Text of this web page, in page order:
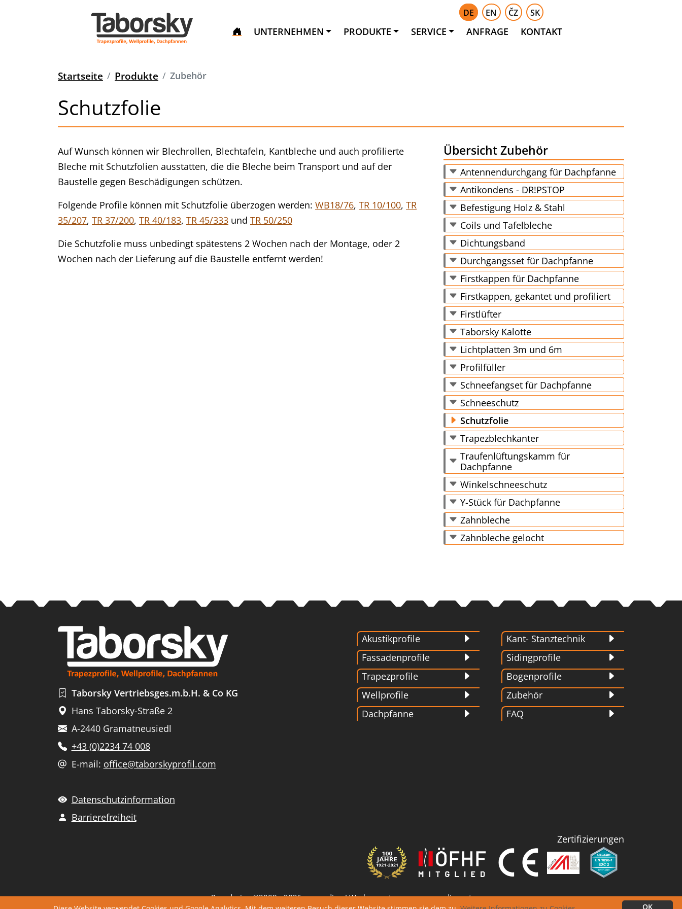
UNTERNEHMEN PRODUKTE SERVICE ANFRAGE KONTAKT
DE EN ČZ SK
Startseite Produkte Zubehör
Schutzfolie
Auf Wunsch können wir Blechrollen, Blechtafeln, Kantbleche und auch profilierte
Bleche mit Schutzfolien ausstatten, die die Bleche beim Transport und auf der
Baustelle gegen Beschädigungen schützen.
Folgende Profile können mit Schutzfolie überzogen werden: WB18/76, TR 10/100, TR
35/207, TR 37/200, TR 40/183, TR 45/333 und TR 50/250
Die Schutzfolie muss unbedingt spätestens 2 Wochen nach der Montage, oder 2
Wochen nach der Lieferung auf die Baustelle entfernt werden!
Übersicht Zubehör
Antennendurchgang für Dachpfanne
Antikondens - DR!PSTOP
Befestigung Holz & Stahl
Coils und Tafelbleche
Dichtungsband
Durchgangsset für Dachpfanne
Firstkappen für Dachpfanne
Firstkappen, gekantet und profiliert
Firstlüfter
Taborsky Kalotte
Lichtplatten 3m und 6m
Profilfüller
Schneefangset für Dachpfanne
Schneeschutz
Schutzfolie
Trapezblechkanter
Traufenlüftungskamm für
Dachpfanne
Winkelschneeschutz
Y-Stück für Dachpfanne
Zahnbleche
Zahnbleche gelocht
Taborsky Vertriebsges.m.b.H. & Co KG
Hans Taborsky-Straße 2
A-2440 Gramatneusiedl
+43 (0)2234 74 008
E-mail: office@taborskyprofil.com
Datenschutzinformation
Barrierefreiheit
Akustikprofile
Fassadenprofile
Trapezprofile
Wellprofile
Dachpfanne
Kant- Stanztechnik
Sidingprofile
Bogenprofile
Zubehör
FAQ
Zertifizierungen
Pagedesign ©2008 - 2026, carpe diem! Werbeagentur -www.carpediem.at
OK